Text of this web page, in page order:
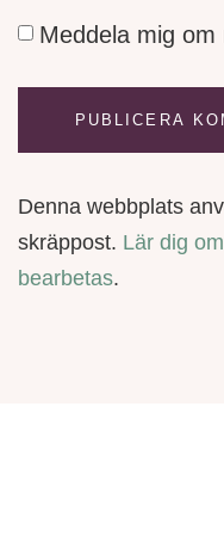
Meddela mig om
Denna webbplats
skräppost. Lär dig
bearbetas.